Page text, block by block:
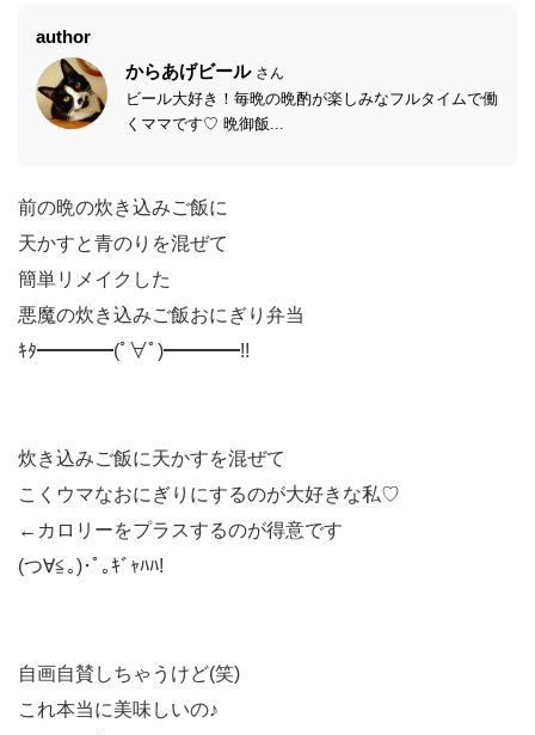
author
からあげビール さん
ビール大好き！毎晩の晩酌が楽しみなフルタイムで働
くママです♡ 晩御飯...
前の晩の炊き込みご飯に
天かすと青のりを混ぜて
簡単リメイクした
悪魔の炊き込みご飯おにぎり弁当
ｷﾀ━━━━(ﾟ∀ﾟ)━━━━!!
炊き込みご飯に天かすを混ぜて
こくウマなおにぎりにするのが大好きな私♡
←カロリーをプラスするのが得意です
(つ∀≦｡)･ﾟ｡ｷﾞｬﾊﾊ!
自画自賛しちゃうけど(笑)
これ本当に美味しいの♪